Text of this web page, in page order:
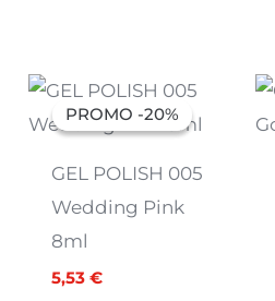
PROMO -20%
PROMO -20%
GEL POLISH 005
Wedding Pink
8ml
O
preço
original
6,91 €.
5,53 €
O
preço
atual
5,53 €.